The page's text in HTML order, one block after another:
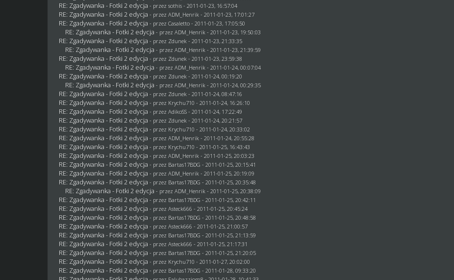
RE: Zgadywanka - Fotki 2 edycja - przezsothis - 2011-01-23, 16:57:04
RE: Zgadywanka - Fotki 2 edycja - przezADM_Henrik - 2011-01-23, 17:01:27
RE: Zgadywanka - Fotki 2 edycja - przezCasaletto - 2011-01-23, 17:05:50
RE: Zgadywanka - Fotki 2 edycja - przezADM_Henrik - 2011-01-23, 19:50:03
RE: Zgadywanka - Fotki 2 edycja - przez Zdunek - 2011-01-23, 21:33:35
RE: Zgadywanka - Fotki 2 edycja - przezADM_Henrik - 2011-01-23, 21:39:59
RE: Zgadywanka - Fotki 2 edycja - przez Zdunek - 2011-01-23, 23:59:38
RE: Zgadywanka - Fotki 2 edycja - przezADM_Henrik - 2011-01-24, 00:07:04
RE: Zgadywanka - Fotki 2 edycja - przez Zdunek - 2011-01-24, 00:19:20
RE: Zgadywanka - Fotki 2 edycja - przezADM_Henrik - 2011-01-24, 00:29:35
RE: Zgadywanka - Fotki 2 edycja - przez Zdunek - 2011-01-24, 08:47:16
RE: Zgadywanka - Fotki 2 edycja - przez Krychu710 - 2011-01-24, 16:26:10
RE: Zgadywanka - Fotki 2 edycja - przez AdikoSS - 2011-01-24, 17:22:49
RE: Zgadywanka - Fotki 2 edycja - przez Zdunek - 2011-01-24, 20:21:57
RE: Zgadywanka - Fotki 2 edycja - przez Krychu710 - 2011-01-24, 20:33:02
RE: Zgadywanka - Fotki 2 edycja - przezADM_Henrik - 2011-01-24, 20:55:28
RE: Zgadywanka - Fotki 2 edycja - przez Krychu710 - 2011-01-25, 16:43:43
RE: Zgadywanka - Fotki 2 edycja - przezADM_Henrik - 2011-01-25, 20:03:23
RE: Zgadywanka - Fotki 2 edycja - przez Bartas17BDG - 2011-01-25, 20:15:41
RE: Zgadywanka - Fotki 2 edycja - przezADM_Henrik - 2011-01-25, 20:19:09
RE: Zgadywanka - Fotki 2 edycja - przez Bartas17BDG - 2011-01-25, 20:35:48
RE: Zgadywanka - Fotki 2 edycja - przezADM_Henrik - 2011-01-25, 20:38:09
RE: Zgadywanka - Fotki 2 edycja - przez Bartas17BDG - 2011-01-25, 20:42:11
RE: Zgadywanka - Fotki 2 edycja - przez Asteck666 - 2011-01-25, 20:45:24
RE: Zgadywanka - Fotki 2 edycja - przez Bartas17BDG - 2011-01-25, 20:48:58
RE: Zgadywanka - Fotki 2 edycja - przez Asteck666 - 2011-01-25, 21:00:57
RE: Zgadywanka - Fotki 2 edycja - przez Bartas17BDG - 2011-01-25, 21:13:59
RE: Zgadywanka - Fotki 2 edycja - przez Asteck666 - 2011-01-25, 21:17:31
RE: Zgadywanka - Fotki 2 edycja - przez Bartas17BDG - 2011-01-25, 21:20:05
RE: Zgadywanka - Fotki 2 edycja - przez Krychu710 - 2011-01-27, 20:02:00
RE: Zgadywanka - Fotki 2 edycja - przez Bartas17BDG - 2011-01-28, 09:33:20